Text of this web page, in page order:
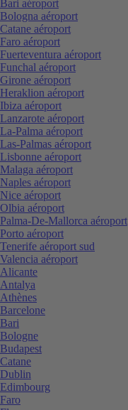
Bari aéroport
Bologna aéroport
Catane aéroport
Faro aéroport
Fuerteventura aéroport
Funchal aéroport
Girone aéroport
Heraklion aéroport
Ibiza aéroport
Lanzarote aéroport
La-Palma aéroport
Las-Palmas aéroport
Lisbonne aéroport
Malaga aéroport
Naples aéroport
Nice aéroport
Olbia aéroport
Palma-De-Mallorca aéroport
Porto aéroport
Tenerife aéroport sud
Valencia aéroport
Alicante
Antalya
Athènes
Barcelone
Bari
Bologne
Budapest
Catane
Dublin
Edimbourg
Faro